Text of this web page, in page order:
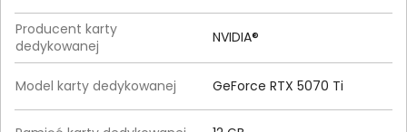
Producent karty
dedykowanej
NVIDIA®
Model karty dedykowanej GeForce RTX 5070 Ti